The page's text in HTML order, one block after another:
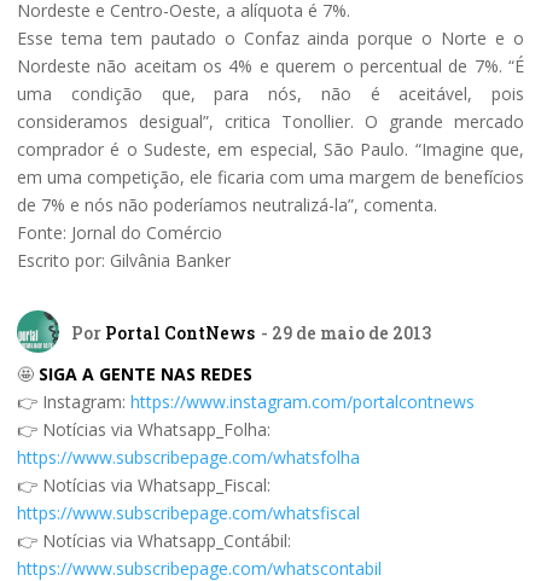
Nordeste e Centro-Oeste, a alíquota é 7%.
Esse tema tem pautado o Confaz ainda porque o Norte e o
Nordeste não aceitam os 4% e querem o percentual de 7%. “É
uma condição que, para nós, não é aceitável, pois
consideramos desigual”, critica Tonollier. O grande mercado
comprador é o Sudeste, em especial, São Paulo. “Imagine que,
em uma competição, ele ficaria com uma margem de benefícios
de 7% e nós não poderíamos neutralizá-la”, comenta.
Fonte: Jornal do Comércio
Escrito por: Gilvânia Banker
Por Portal ContNews - 29 de maio de 2013
🤩 SIGA A GENTE NAS REDES
👉 Instagram: https://www.instagram.com/portalcontnews
👉 Notícias via Whatsapp_Folha:
https://www.subscribepage.com/whatsfolha
👉 Notícias via Whatsapp_Fiscal:
https://www.subscribepage.com/whatsfiscal
👉 Notícias via Whatsapp_Contábil:
https://www.subscribepage.com/whatscontabil